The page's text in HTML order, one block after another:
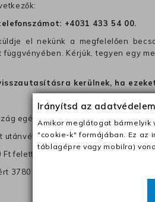
+4031 433 54 00.
el nekünk a megfelelően
Kérjük, tegyen egy
kerülnek, ha
egész területén, 2-3
utánvéttel)
feletti megrendeléseknél (+400 Ft
3780 Ft szállítási díjat számolunk fel
Irányítsd az
Amikor meglátogat
"cookie-k" formájában. Ez az
táblagépre vagy mobilra)